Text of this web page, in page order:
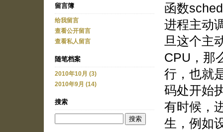
留言簿
给我留言
查看公开留言
查看私人留言
随笔档案
2010年10月 (3)
2010年9月 (14)
搜索
函数
进程主动
旦这个主
CPU，那
行，也就
码处开始
有时候，
生，例如